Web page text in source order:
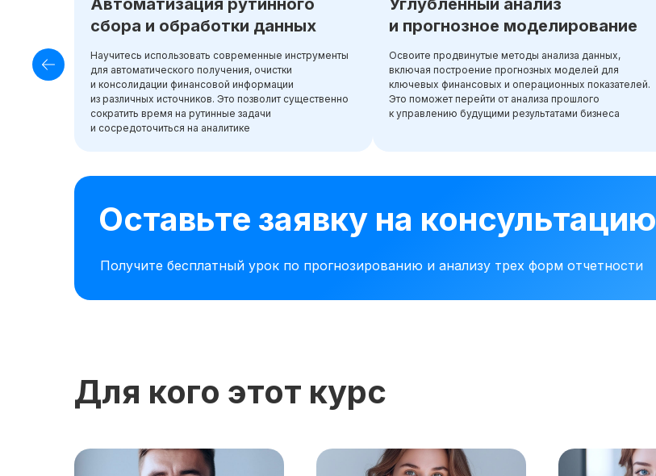
Автоматизация рутинного
сбора и обработки данных
Научитесь использовать современные инструменты
для автоматического получения, очистки
и консолидации финансовой информации
из различных источников. Это позволит существенно
сократить время на рутинные задачи
и сосредоточиться на аналитике
Углублённый анализ
и прогнозное моделирование
Освоите продвинутые методы анализа данных,
включая построение прогнозных моделей для
ключевых финансовых и операционных показателей.
Это поможет перейти от анализа прошлого
к управлению будущими результатами бизнеса
Оставьте заявку на консультацию
Получите бесплатный урок по прогнозированию и анализу трех форм отчетности
Для кого этот курс